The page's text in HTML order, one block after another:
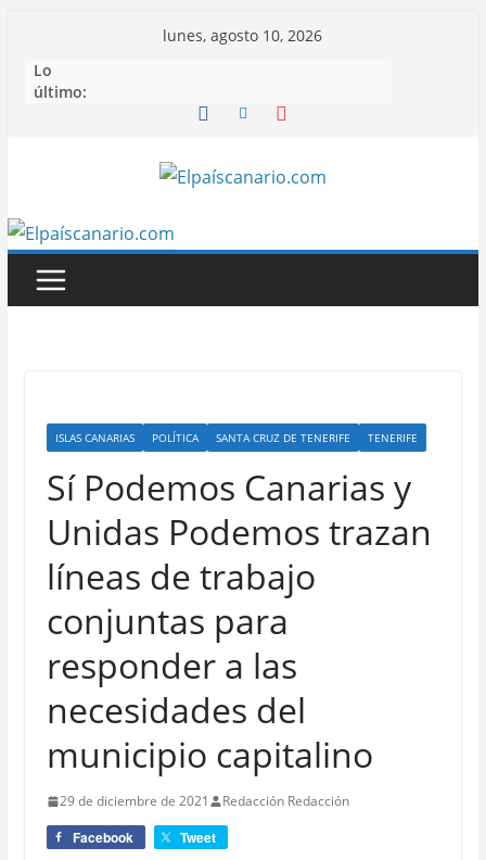
contenido
lunes, agosto 10, 2026
Lo
último:
ISLAS CANARIAS POLÍTICA SANTA CRUZ DE TENERIFE TENERIFE
Sí Podemos Canarias y
Unidas Podemos trazan
líneas de trabajo
conjuntas para
responder a las
necesidades del
municipio capitalino
29 de diciembre de 2021 Redacción Redacción
Facebook Tweet